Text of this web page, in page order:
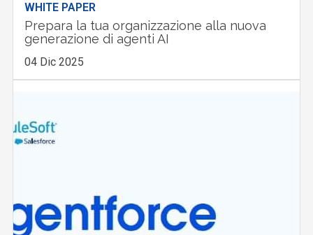
WHITE PAPER
Prepara la tua organizzazione alla nuova
generazione di agenti AI
04 Dic 2025